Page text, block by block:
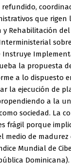
que rigen
Rehabilitación
Instruye
la propuesta
a lo dispuesto
la ejecución de
a la
sociedad. La
frágil porque
medio de
Mundial de